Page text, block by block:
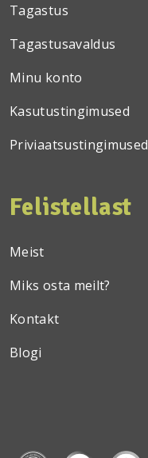
Tagastus
Tagastusavaldus
Minu konto
Kasutustingimused
Priviaatsustingimused
Felistellast
Meist
Miks osta meilt?
Kontakt
Blogi